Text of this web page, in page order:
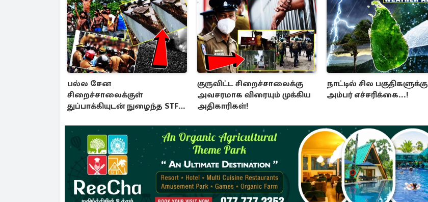
பல்ல சேன
சிறைச்சாலைக்குள்
துப்பாக்கியுடன் நுழைந்த STF
குருவிட்ட சிறைச்சாலைக்கு
அவசரமாக விரையும் முக்கிய
அதிகாரிகள்!
நாட்டில் சில பகுதிகளுக்கு
அம்பர் எச்சரிக்கை...!